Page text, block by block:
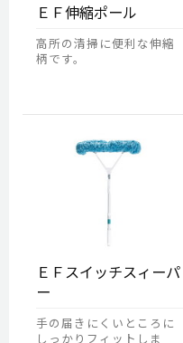
ＥＦ伸縮ポール
高所の清掃に便利な伸縮
柄です。
ＥＦスイッチスィーパ
ー
手の届きにくいところに
しっかりフィットしま